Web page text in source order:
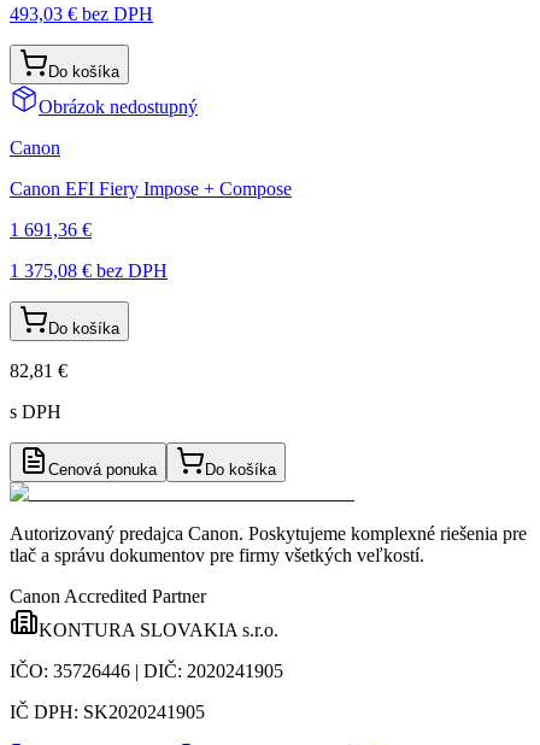
493,03 € bez DPH
Do košíka
Obrázok nedostupný
Canon
Canon EFI Fiery Impose + Compose
1 691,36 €
1 375,08 € bez DPH
Do košíka
82,81 €
s DPH
Cenová ponuka Do košíka
Autorizovaný predajca Canon. Poskytujeme komplexné riešenia pre
tlač a správu dokumentov pre firmy všetkých veľkostí.
Canon Accredited Partner
KONTURA SLOVAKIA s.r.o.
IČO: 35726446 | DIČ: 2020241905
IČ DPH: SK2020241905